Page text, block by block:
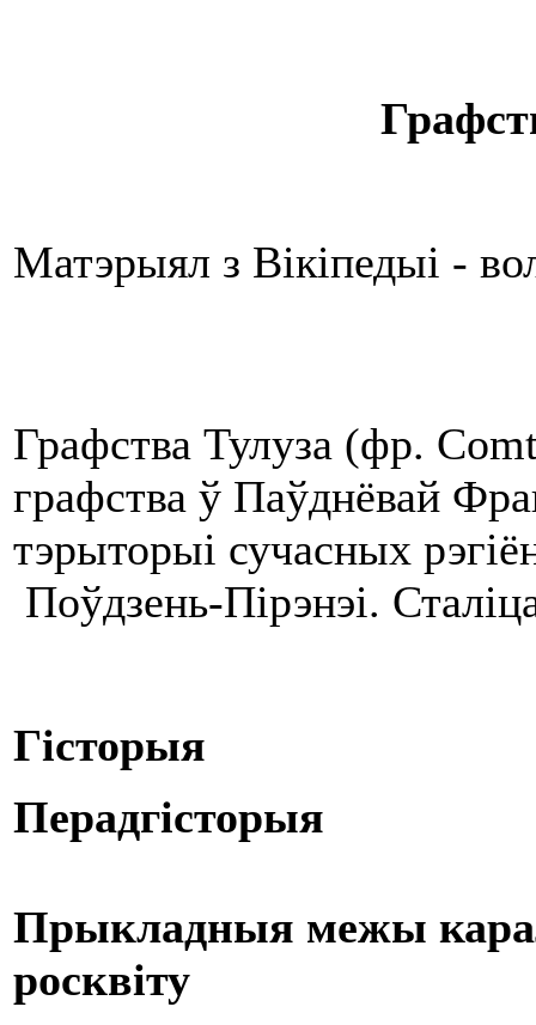
Матэрыял з Вікіпедыі -
Графства Тулуза (фр.
графства ў Паўднёвай
тэрыторыі сучасных
Поўдзень-Пірэнэі.
Гісторыя
Перадгісторыя
Прыкладныя межы
росквіту